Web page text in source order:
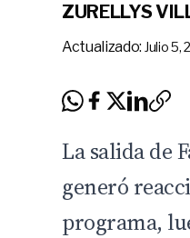
ZURELLYS
Actualizado: Julio 5,
La salida de
generó
programa,